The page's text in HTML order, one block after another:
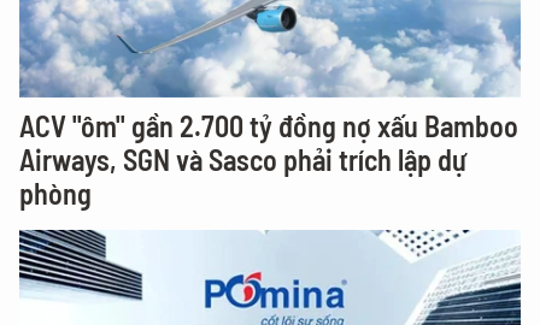
ACV "ôm" gần 2.700 tỷ đồng nợ xấu Bamboo
Airways, SGN và Sasco phải trích lập dự
phòng